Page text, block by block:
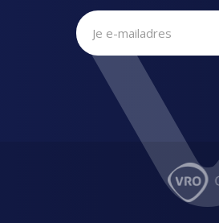
Schrijf je in voor onze
nieuwsbrief